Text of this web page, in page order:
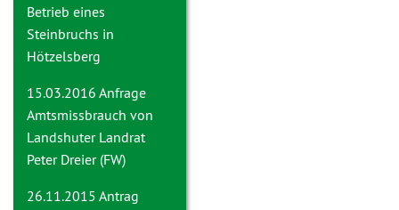
Betrieb eines
Steinbruchs in
Hötzelsberg
15.03.2016 Anfrage
Amtsmissbrauch von
Landshuter Landrat
Peter Dreier (FW)
26.11.2015 Antrag